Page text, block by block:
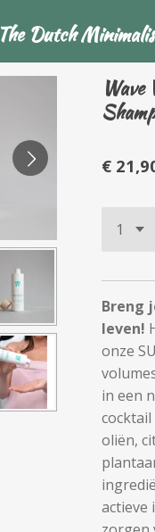
The Dutch
Wave
€
Breng
leven!
onze
in een
oliën,
actieve